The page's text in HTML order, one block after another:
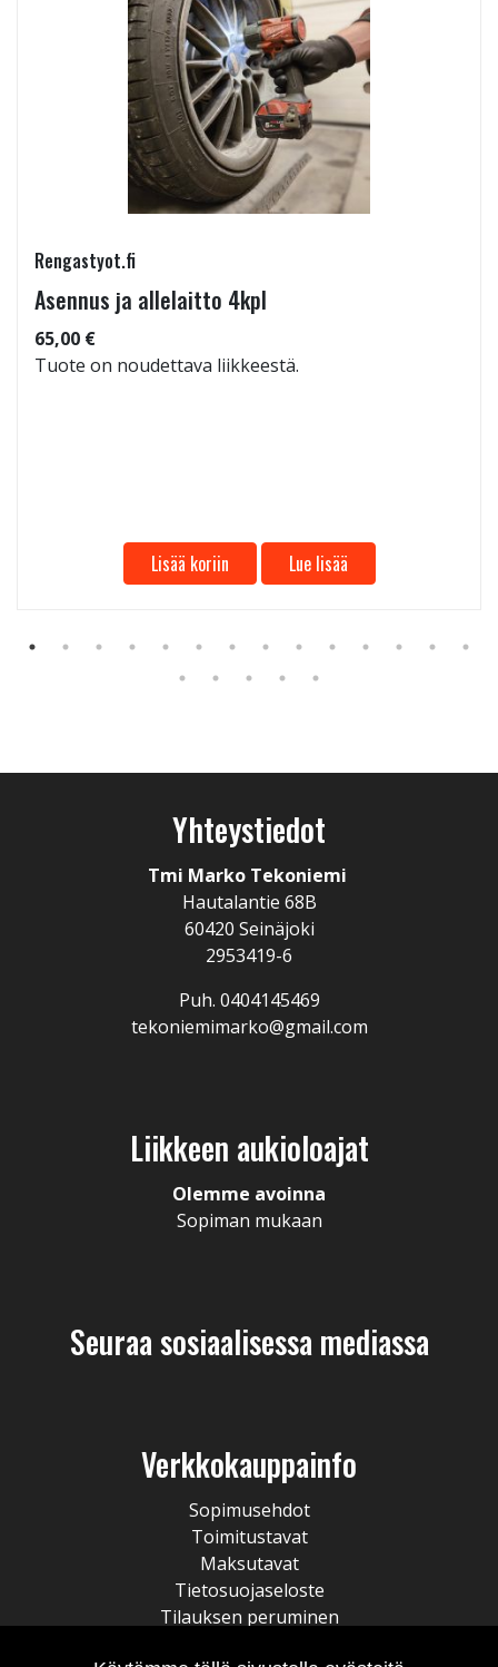
Rengastyot.fi
Asennus ja allelaitto 4kpl
65,00 €
Tuote on noudettava liikkeestä.
Lisää koriin Lue lisää
Yhteystiedot
Tmi Marko Tekoniemi
Hautalantie 68B
60420 Seinäjoki
2953419-6
Puh. 0404145469
tekoniemimarko@gmail.com
Liikkeen aukioloajat
Olemme avoinna
Sopiman mukaan
Seuraa sosiaalisessa mediassa
Verkkokauppainfo
Sopimusehdot
Toimitustavat
Maksutavat
Tietosuojaseloste
Tilauksen peruminen